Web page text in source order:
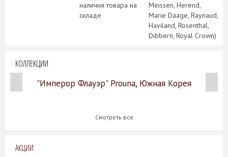
наличия товара на
складе
Meissen, Herend,
Marie Daage, Raynaud,
Haviland, Rosenthal,
Dibbern, Royal Crown)
КОЛЛЕКЦИИ
"Имперор Флауэр" Prouna, Южная Корея
Смотреть все
АКЦИИ